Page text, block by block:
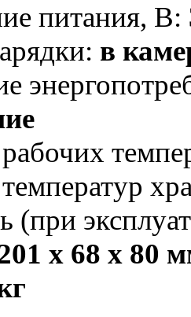
питания, В:
в
(при
x 68 x 80